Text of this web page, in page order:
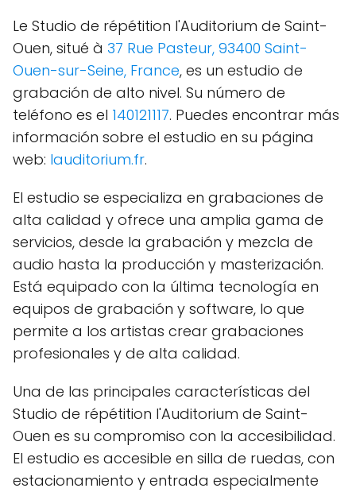
Le Studio de répétition l'Auditorium de Saint-
Ouen, situé à 37 Rue Pasteur, 93400 Saint-
Ouen-sur-Seine, France, es un estudio de
grabación de alto nivel. Su número de
teléfono es el 140121117. Puedes encontrar más
información sobre el estudio en su página
web: lauditorium.fr.
El estudio se especializa en grabaciones de
alta calidad y ofrece una amplia gama de
servicios, desde la grabación y mezcla de
audio hasta la producción y masterización.
Está equipado con la última tecnología en
equipos de grabación y software, lo que
permite a los artistas crear grabaciones
profesionales y de alta calidad.
Una de las principales características del
Studio de répétition l'Auditorium de Saint-
Ouen es su compromiso con la accesibilidad.
El estudio es accesible en silla de ruedas, con
estacionamiento y entrada especialmente